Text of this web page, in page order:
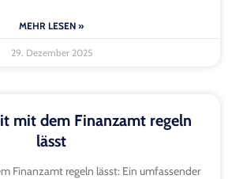
MEHR LESEN »
29. Dezember 2025
mit dem Finanzamt regeln
lässt
Finanzamt regeln lässt: Ein umfassender